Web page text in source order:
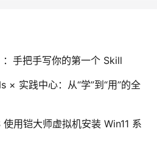
手把手写你的第一个 Skill
× 实践中心：从“学”到“用”的全
用铠大师虚拟机安装 Win11 系